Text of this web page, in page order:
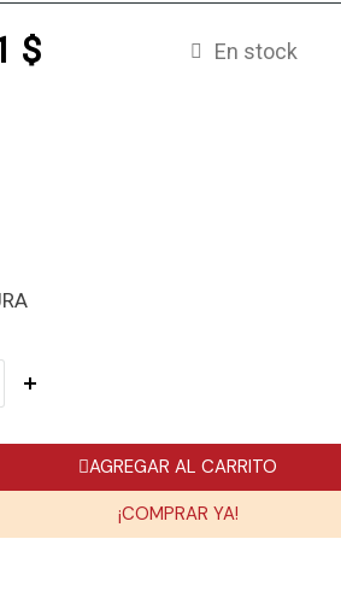
$
En stock
AGREGAR AL CARRITO
¡COMPRAR YA!